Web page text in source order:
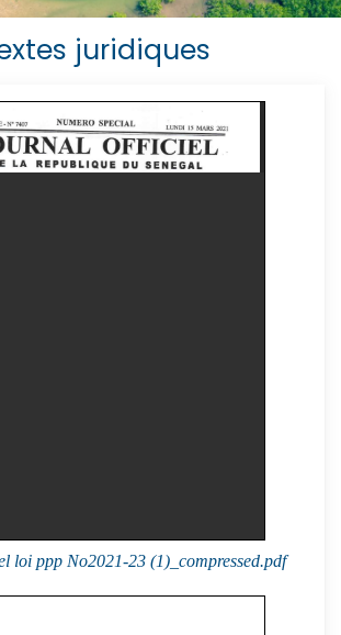
juridiques
loi ppp No2021-23 (1)_compressed.pdf